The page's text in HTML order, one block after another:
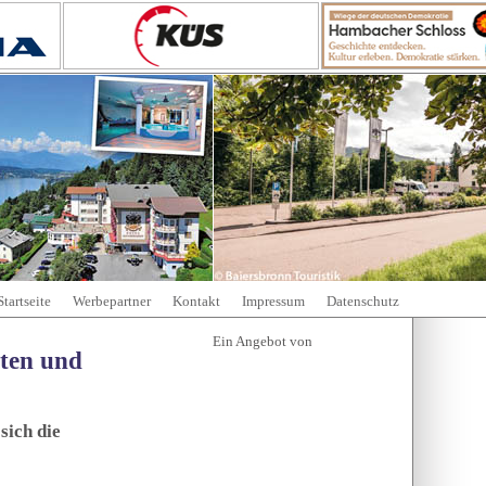
und
die
Werbepartner Kontakt Impressum Datenschutz